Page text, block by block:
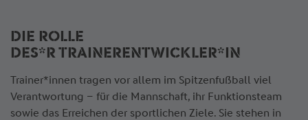
DIE ROLLE
DES*R TRAINERENTWICKLER*IN
Trainer*innen tragen vor allem im Spitzenfußball viel
Verantwortung – für die Mannschaft, ihr Funktionsteam
sowie das Erreichen der sportlichen Ziele. Sie stehen in